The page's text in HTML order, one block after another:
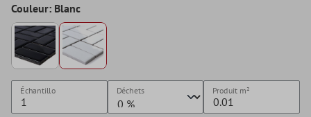
Couleur: Blanc
Échantillo Déchets Produit m²